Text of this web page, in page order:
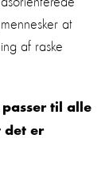
at
af raske
til alle
det er